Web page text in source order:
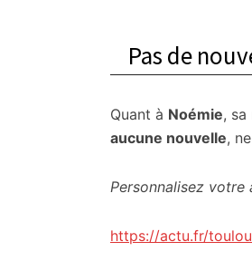
Pas de
Quant à Noémie, sa
aucune nouvelle,
Personnalisez
https://actu.fr/